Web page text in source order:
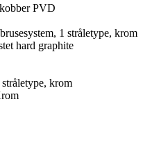
PVD
1 stråletype, krom
hard graphite
krom